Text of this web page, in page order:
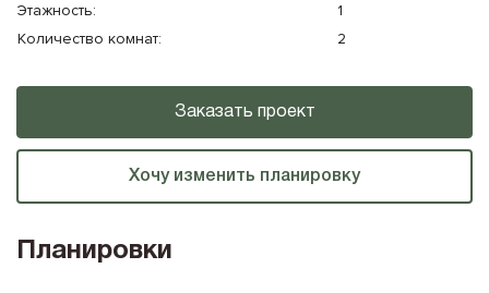
Этажность:
1
Количество комнат:
2
Заказать проект
Хочу изменить планировку
Планировки